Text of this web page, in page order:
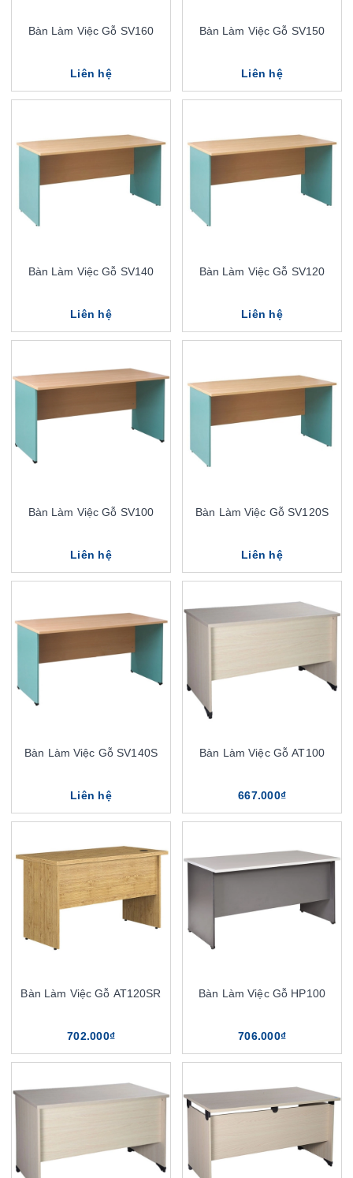
Bàn Làm Việc Gỗ SV160
Liên hệ
Bàn Làm Việc Gỗ SV150
Liên hệ
Bàn Làm Việc Gỗ SV140
Liên hệ
Bàn Làm Việc Gỗ SV120
Liên hệ
Bàn Làm Việc Gỗ SV100
Liên hệ
Bàn Làm Việc Gỗ SV120S
Liên hệ
Bàn Làm Việc Gỗ SV140S
Liên hệ
Bàn Làm Việc Gỗ AT100
667.000₫
Bàn Làm Việc Gỗ AT120SR
702.000₫
Bàn Làm Việc Gỗ HP100
706.000₫